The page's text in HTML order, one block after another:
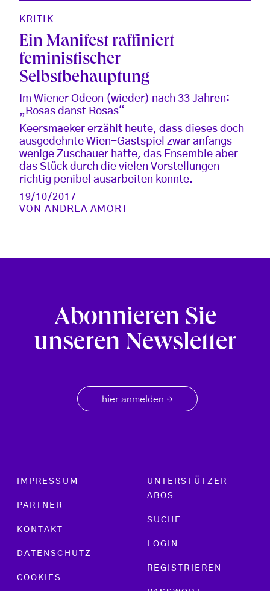
KRITIK
Ein Manifest raffiniert
feministischer
Selbstbehauptung
Im Wiener Odeon (wieder) nach 33 Jahren:
„Rosas danst Rosas“
Keersmaeker erzählt heute, dass dieses doch
ausgedehnte Wien-Gastspiel zwar anfangs
wenige Zuschauer hatte, das Ensemble aber
das Stück durch die vielen Vorstellungen
richtig penibel ausarbeiten konnte.
19/10/2017
VONANDREA AMORT
Abonnieren Sie
unseren Newsletter
hier anmelden →
Footer menu
IMPRESSUM
PARTNER
KONTAKT
DATENSCHUTZ
COOKIES
UNTERSTÜTZER
ABOS
SUCHE
LOGIN
REGISTRIEREN